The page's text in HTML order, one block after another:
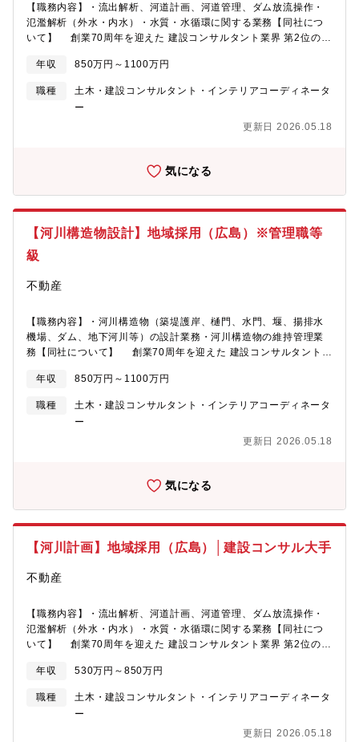
【職務内容】・流出解析、河道計画、河道管理、ダム放流操作・
氾濫解析（外水・内水）・水質・水循環に関する業務【同社につ
いて】 創業70周年を迎えた 建設コンサルタント業界 第2位の企
域の課題や将来あるべき姿について、法律や条例、さらに安全性
や利便性、環境への配慮などを加味しながら最適解を提案するプ
ロフェッショナルを指します。橋梁、道路、鉄道、上下水道、空
でを支援しています。～安定性のある優良企業です／社員定着率
ため、安定した需要が見込まれています。安定した企業であり、
均取得日数54日・プラチナくるみん認定／イクボス企業同盟
年収 850万円～1100万円
職種
土木・建設コンサルタント・インテリアコーディネータ
ー
更新日 2026.05.18
気になる
【河川構造物設計】地域採用（広島）※管理職等
級
不動産
【職務内容】・河川構造物（築堤護岸、樋門、水門、堰、揚排水
機場、ダム、地下河川等）の設計業務・河川構造物の維持管理業
務【同社について】 創業70周年を迎えた 建設コンサルタント業
スに対する地域の課題や将来あるべき姿について、法律や条例、
さらに安全性や利便性、環境への配慮などを加味しながら最適解
を提案するプロフェッショナルを指します。橋梁、道路、鉄道、
督、維持管理までを支援しています。～安定性のある優良企業で
続的に行われるため、安定した需要が見込まれています。安定し
性）：76.3% ※平均取得日数54日・プラチナくるみん認定／イク
年収 850万円～1100万円
職種
土木・建設コンサルタント・インテリアコーディネータ
ー
更新日 2026.05.18
気になる
【河川計画】地域採用（広島）│建設コンサル大手
不動産
【職務内容】・流出解析、河道計画、河道管理、ダム放流操作・
氾濫解析（外水・内水）・水質・水循環に関する業務【同社につ
いて】 創業70周年を迎えた 建設コンサルタント業界 第2位の企
域の課題や将来あるべき姿について、法律や条例、さらに安全性
や利便性、環境への配慮などを加味しながら最適解を提案するプ
ロフェッショナルを指します。橋梁、道路、鉄道、上下水道、空
でを支援しています。～安定性のある優良企業です／社員定着率
年収 530万円～850万円
職種
土木・建設コンサルタント・インテリアコーディネータ
ー
更新日 2026.05.18